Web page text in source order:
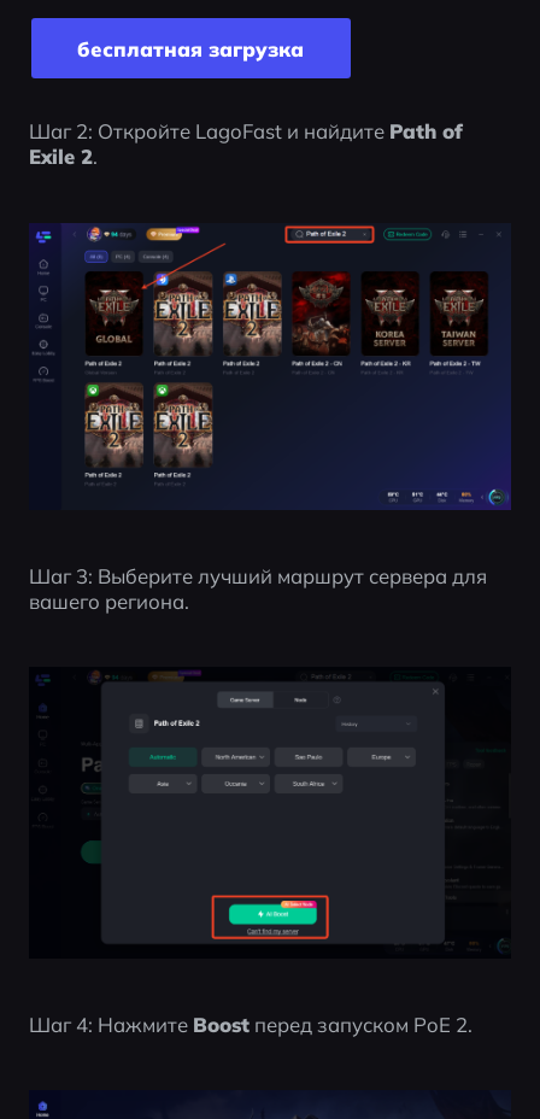
бесплатная загрузка
Шаг 2: Откройте LagoFast и найдите Path of
Exile 2.
Шаг 3: Выберите лучший маршрут сервера для
вашего региона.
Шаг 4: Нажмите Boost перед запуском PoE 2.